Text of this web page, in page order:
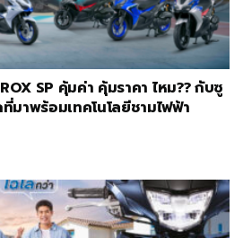
SP คุ้มค่า คุ้มราคา ไหม?? กับซู
มาพร้อมเทคโนโลยีชามไฟฟ้า